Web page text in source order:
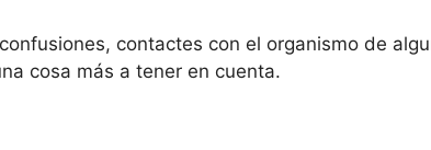
contactes con el organismo de
cosa más a tener en cuenta.